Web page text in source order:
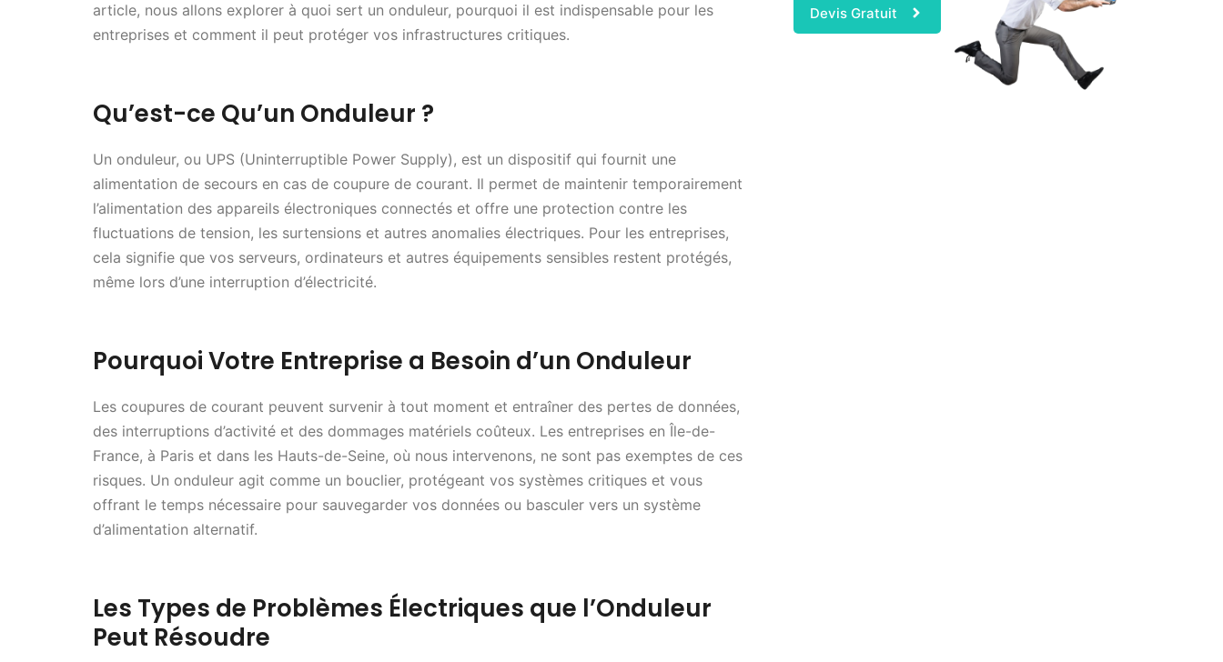
article, nous allons explorer à quoi sert un onduleur, pourquoi il est indispensable pour les
entreprises et comment il peut protéger vos infrastructures critiques.
Qu’est-ce Qu’un Onduleur ?
Un onduleur, ou UPS (Uninterruptible Power Supply), est un dispositif qui fournit une
alimentation de secours en cas de coupure de courant. Il permet de maintenir temporairement
l’alimentation des appareils électroniques connectés et offre une protection contre les
fluctuations de tension, les surtensions et autres anomalies électriques. Pour les entreprises,
cela signifie que vos serveurs, ordinateurs et autres équipements sensibles restent protégés,
même lors d’une interruption d’électricité.
Pourquoi Votre Entreprise a Besoin d’un Onduleur
Les coupures de courant peuvent survenir à tout moment et entraîner des pertes de données,
des interruptions d’activité et des dommages matériels coûteux. Les entreprises en Île-de-
France, à Paris et dans les Hauts-de-Seine, où nous intervenons, ne sont pas exemptes de ces
risques. Un onduleur agit comme un bouclier, protégeant vos systèmes critiques et vous
offrant le temps nécessaire pour sauvegarder vos données ou basculer vers un système
d’alimentation alternatif.
Les Types de Problèmes Électriques que l’Onduleur
Peut Résoudre
Devis Gratuit